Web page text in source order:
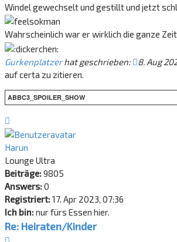
Windel gewechselt und gestillt und jetzt
Wahrscheinlich war er wirklich die ganze
Gurkenplatzerhat geschrieben: 8. Aug
auf certa zu zitieren.
ABBC3_SPOILER_SHOW
oben
Harun
Lounge Ultra
Beiträge:9805
Answers:0
Registriert:17. Apr 2023, 07:36
Ich bin:nur fürs Essen hier.
Re: Heiraten/Kinder